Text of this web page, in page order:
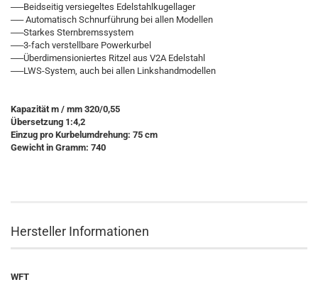
──Beidseitig versiegeltes Edelstahlkugellager
── Automatisch Schnurführung bei allen Modellen
──Starkes Sternbremssystem
──3-fach verstellbare Powerkurbel
──Überdimensioniertes Ritzel aus V2A Edelstahl
──LWS-System, auch bei allen Linkshandmodellen
Kapazität m / mm 320/0,55
Übersetzung 1:4,2
Einzug pro Kurbelumdrehung: 75 cm
Gewicht in Gramm: 740
Hersteller Informationen
WFT